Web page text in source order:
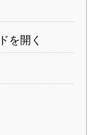
を開く